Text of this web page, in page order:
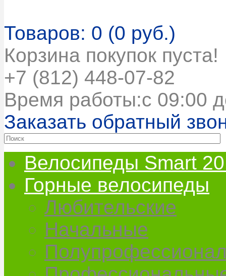
Товаров: 0 (0 руб.)
Корзина покупок пуста!
+7 (812) 448-07-82
Время работы:с 09:00
Заказать обратный
Велосипеды Smart
Горные велосипеды
Любительские
Начальные